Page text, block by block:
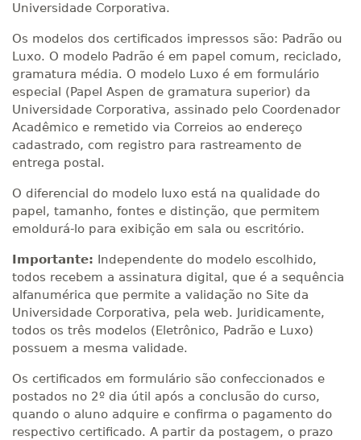
Universidade Corporativa.
Os modelos dos certificados impressos são: Padrão ou
Luxo. O modelo Padrão é em papel comum, reciclado,
gramatura média. O modelo Luxo é em formulário
especial (Papel Aspen de gramatura superior) da
Universidade Corporativa, assinado pelo Coordenador
Acadêmico e remetido via Correios ao endereço
cadastrado, com registro para rastreamento de
entrega postal.
O diferencial do modelo luxo está na qualidade do
papel, tamanho, fontes e distinção, que permitem
emoldurá-lo para exibição em sala ou escritório.
Importante: Independente do modelo escolhido,
todos recebem a assinatura digital, que é a sequência
alfanumérica que permite a validação no Site da
Universidade Corporativa, pela web. Juridicamente,
todos os três modelos (Eletrônico, Padrão e Luxo)
possuem a mesma validade.
Os certificados em formulário são confeccionados e
postados no 2º dia útil após a conclusão do curso,
quando o aluno adquire e confirma o pagamento do
respectivo certificado. A partir da postagem, o prazo